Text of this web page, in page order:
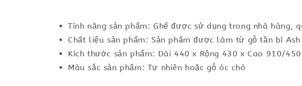
Tính năng sản phẩm: Ghế được sử dụng trong nhà hàng,
Chất liệu sản phẩm: Sản phẩm được làm từ gỗ tần bì Ash
Kích thước sản phẩm: Dài 440 x Rộng 430 x Cao 910/
Màu sắc sản phẩm: Tự nhiên hoặc gỗ óc chó